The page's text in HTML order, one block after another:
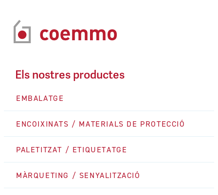
Els nostres productes
EMBALATGE
ENCOIXINATS / MATERIALS DE PROTECCIÓ
PALETITZAT / ETIQUETATGE
MÀRQUETING / SENYALITZACIÓ